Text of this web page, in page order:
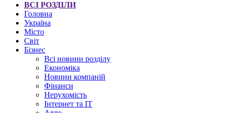
ВСІ РОЗДІЛИ
Головна
Україна
Місто
Світ
Бізнес
Всі новини розділу
Економіка
Новини компаній
Фінанси
Нерухомість
Інтернет та IT